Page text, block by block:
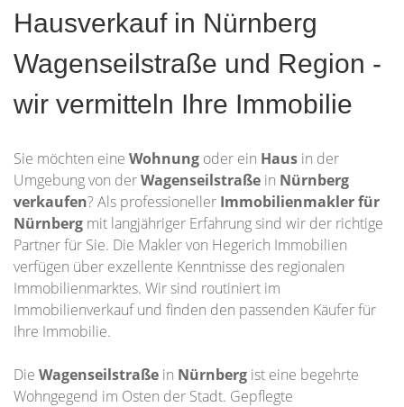
Hausverkauf in Nürnberg
Wagenseilstraße und Region -
wir vermitteln Ihre Immobilie
Sie möchten eine Wohnung oder ein Haus in der
Umgebung von derWagenseilstraße in Nürnberg
verkaufen? Als professioneller Immobilienmakler für
Nürnberg mit langjähriger Erfahrung sind wir der richtige
Partner für Sie. Die Makler von Hegerich Immobilien
verfügen über exzellente Kenntnisse des regionalen
Immobilienmarktes. Wir sind routiniert im
Immobilienverkauf und finden den passenden Käufer für
Ihre Immobilie.
Die Wagenseilstraße in Nürnberg ist eine begehrte
Wohngegend im Osten der Stadt. Gepflegte